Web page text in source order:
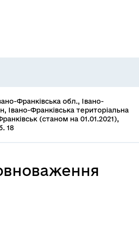
Франківська обл., Івано-
Івано-Франківська територіальна
(станом на 01.01.2021),
18